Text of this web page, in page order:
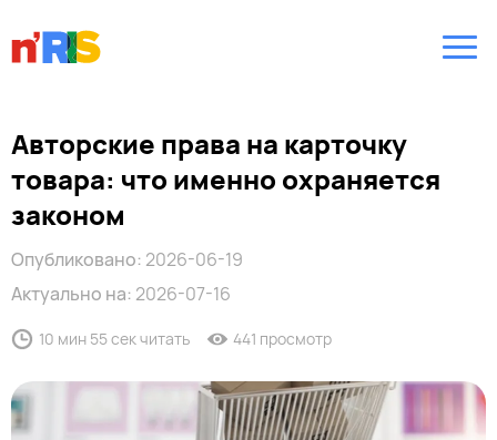
Авторские права на карточку
товара: что именно охраняется
законом
Опубликовано: 2026-06-19
Актуально на: 2026-07-16
10 мин 55 сек читать 441 просмотр